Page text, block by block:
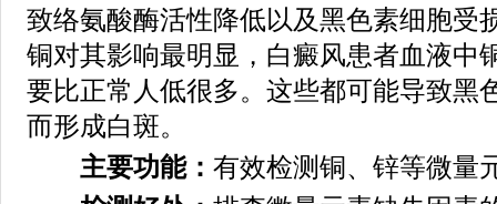
致络氨酸酶活性降低以及黑色素细胞受
铜对其影响最明显，白癜风患者血液中
要比正常人低很多。这些都可能导致黑
而形成白斑。
主要功能： 有效检测铜、锌等微量